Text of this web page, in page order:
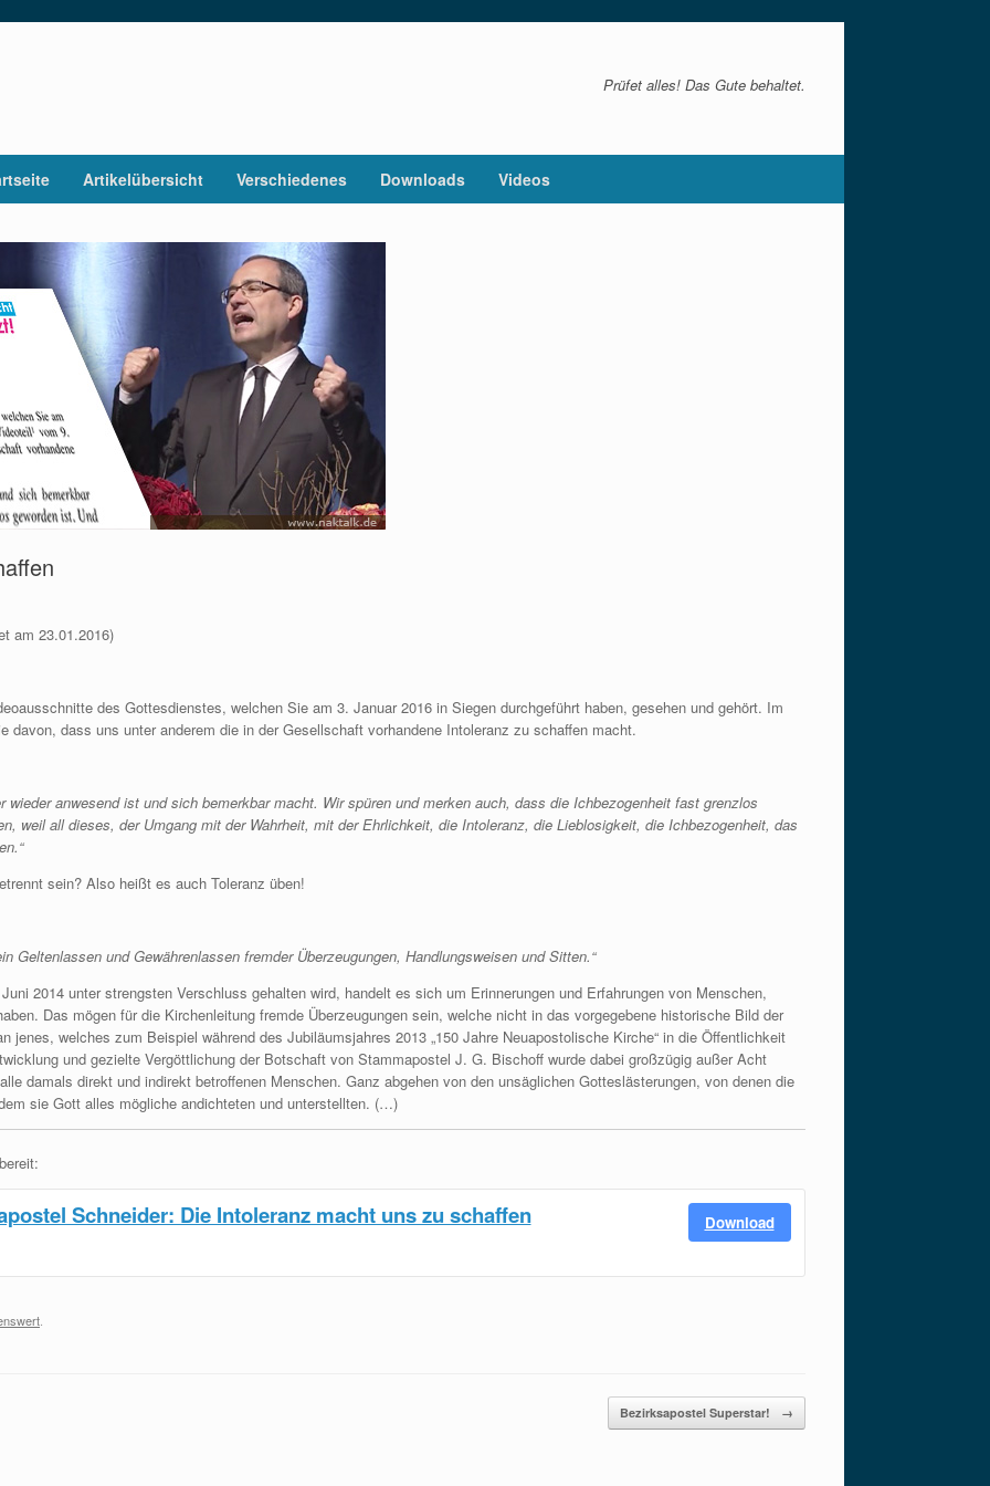
Prüfet alles! Das Gute behaltet.
Artikelübersicht Verschiedenes Downloads Videos
am 23.01.2016)
des Gottesdienstes, welchen Sie am 3. Januar 2016 in Siegen durchgeführt haben, gesehen und gehört. Im
davon, dass uns unter anderem die in der Gesellschaft vorhandene Intoleranz zu schaffen macht.
wieder anwesend ist und sich bemerkbar macht. Wir spüren und merken auch, dass die Ichbezogenheit fast grenzlos
weil all dieses, der Umgang mit der Wahrheit, mit der Ehrlichkeit, die Intoleranz, die Lieblosigkeit, die Ichbezogenheit, das
sein? Also heißt es auch Toleranz üben!
Geltenlassen und Gewährenlassen fremder Überzeugungen, Handlungsweisen und Sitten.“
2014 unter strengsten Verschluss gehalten wird, handelt es sich um Erinnerungen und Erfahrungen von Menschen,
Das mögen für die Kirchenleitung fremde Überzeugungen sein, welche nicht in das vorgegebene historische Bild der
jenes, welches zum Beispiel während des Jubiläumsjahres 2013 „150 Jahre Neuapostolische Kirche“ in die Öffentlichkeit
und gezielte Vergöttlichung der Botschaft von Stammapostel J. G. Bischoff wurde dabei großzügig außer Acht
damals direkt und indirekt betroffenen Menschen. Ganz abgehen von den unsäglichen Gotteslästerungen, von denen die
sie Gott alles mögliche andichteten und unterstellten. (…)
Schneider: Die Intoleranz macht uns zu schaffen Download
Bezirksapostel Superstar! →